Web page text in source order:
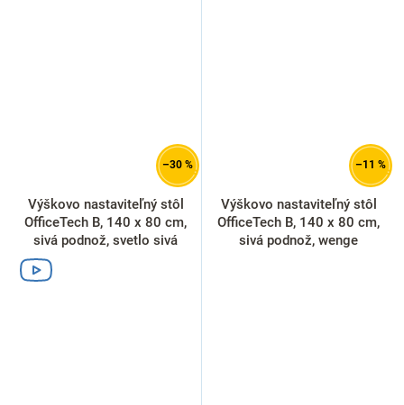
–30 %
Výškovo nastaviteľný stôl
OfficeTech B, 140 x 80 cm,
sivá podnož, svetlo sivá
–11 %
Výškovo nastaviteľný stôl
OfficeTech B, 140 x 80 cm,
sivá podnož, wenge